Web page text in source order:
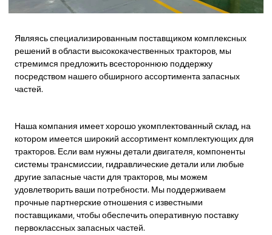
Являясь специализированным поставщиком комплексных
решений в области высококачественных тракторов, мы
стремимся предложить всестороннюю поддержку
посредством нашего обширного ассортимента запасных
частей.
Наша компания имеет хорошо укомплектованный склад, на
котором имеется широкий ассортимент комплектующих для
тракторов. Если вам нужны детали двигателя, компоненты
системы трансмиссии, гидравлические детали или любые
другие запасные части для тракторов, мы можем
удовлетворить ваши потребности. Мы поддерживаем
прочные партнерские отношения с известными
поставщиками, чтобы обеспечить оперативную поставку
первоклассных запасных частей.